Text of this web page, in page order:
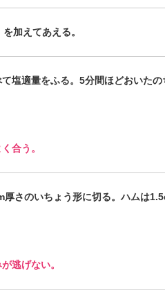
加えてあえる。
塩適量をふる。5分間ほどおいたの
合う。
さのいちょう形に切る。ハムは
逃げない。